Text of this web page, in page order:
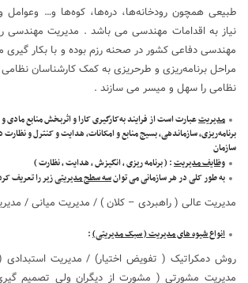
طبیعی همچون رودخانه‌ها، دره‌ها، کوه‌ها و… وعوامل
نیاز به اقدامات مهندسی می باشد . مدیریت مهندسی
مهندسی دفاعی کشور در صحنه رزم بوده و با بکار گیری
مراحل برنامه‌ریزی و طرحریزی به کمک کارشناسان
نظامی را سهل و میسر می سازند .
مدیریتعبارت است از فرایند به‌کارگیری کارا و اثربخش منابع مادی
برنامه‌ریزی، سازماندهی، بسیج منابع و امکانات، هدایت و کنترل و
سازمان
وظایف مدیریت: ( برنامه ریزی ، انگیزش ، هدایت ، نظارت )
به طور کلی در هر سازمانی می توانسه سطح مدیریتیزیر را تعریف
مدیریت عالی ( راهبردی – کلان ) / مدیریت میانی /
انواع شیوه های مدیریت ( سبک مدیریتی):
روش دمکراتیک ( تفویض اختیار) / مدیریت
مدیریت مشورتی ( مشورت از دیگران ولی تصمیم